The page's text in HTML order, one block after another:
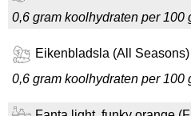
0,6 gram koolhydraten per 100
Eikenbladsla (All Seasons)
0,6 gram koolhydraten per 100